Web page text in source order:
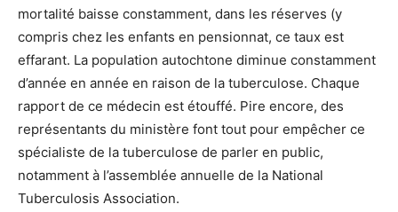
mortalité baisse constamment, dans les réserves (y
compris chez les enfants en pensionnat, ce taux est
effarant. La population autochtone diminue constamment
d’année en année en raison de la tuberculose. Chaque
rapport de ce médecin est étouffé. Pire encore, des
représentants du ministère font tout pour empêcher ce
spécialiste de la tuberculose de parler en public,
notamment à l’assemblée annuelle de la National
Tuberculosis Association.